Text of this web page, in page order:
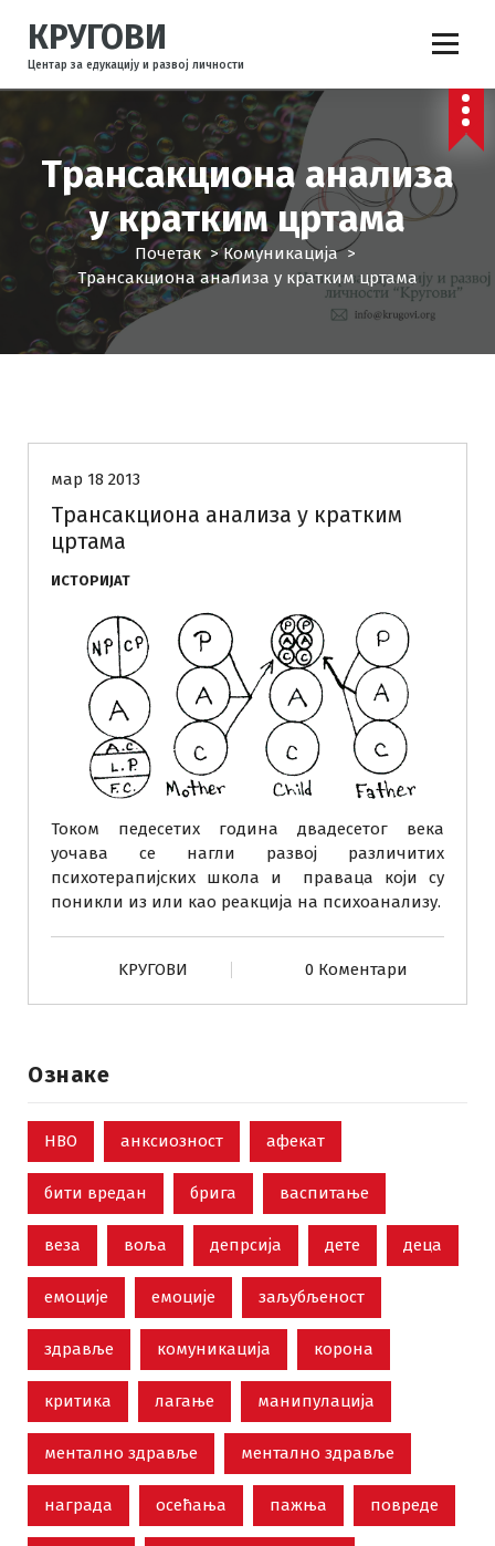
ч
н
а
ж
КРУГОВИ
Центар за едукацију и развој личности
Трансакциона анализа
у кратким цртама
Почетак>Комуникација>
Трансакциона анализа у кратким цртама
мар 18 2013
Трансакциона анализа у кратким
цртама
ИСТОРИЈАТ
Током педесетих година двадесетог века
уочава се нагли развој различитих
психотерапијских школа и праваца који су
поникли из или као реакција на психоанализу.
KРУГОВИ 0 Коментари
Ознаке
НВО анксиозност афекат
бити вредан брига васпитање
веза воља депрсија дете деца
емоције емоције заљубљеност
здравље комуникација корона
критика лагање манипулација
ментално здравље ментално здравље
награда осећања пажња повреде